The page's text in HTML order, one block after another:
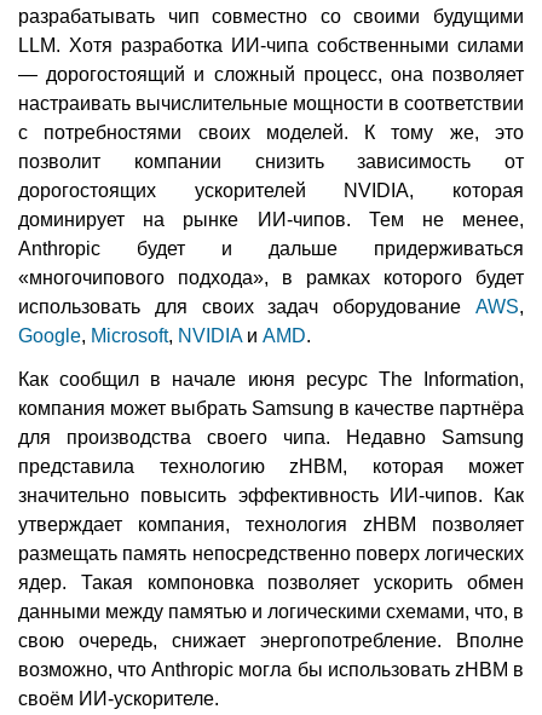
разрабатывать чип совместно со своими будущими
LLM. Хотя разработка ИИ-чипа собственными силами
— дорогостоящий и сложный процесс, она позволяет
настраивать вычислительные мощности в соответствии
с потребностями своих моделей. К тому же, это
позволит компании снизить зависимость от
дорогостоящих ускорителей NVIDIA, которая
доминирует на рынке ИИ-чипов. Тем не менее,
Anthropic будет и дальше придерживаться
«многочипового подхода», в рамках которого будет
использовать для своих задач оборудование AWS,
Google, Microsoft, NVIDIAи AMD.
Как сообщил в начале июня ресурс The Information,
компания может выбрать Samsung в качестве партнёра
для производства своего чипа. Недавно Samsung
представила технологию zHBM, которая может
значительно повысить эффективность ИИ-чипов. Как
утверждает компания, технология zHBM позволяет
размещать память непосредственно поверх логических
ядер. Такая компоновка позволяет ускорить обмен
данными между памятью и логическими схемами, что, в
свою очередь, снижает энергопотребление. Вполне
возможно, что Anthropic могла бы использовать zHBM в
своём ИИ-ускорителе.